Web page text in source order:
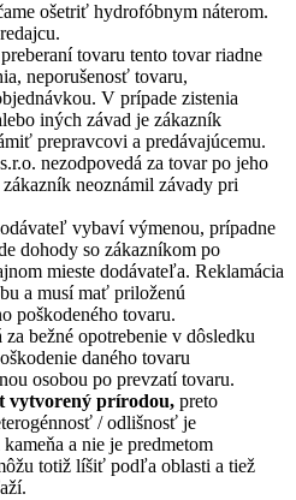
ošetriť hydrofóbnym náterom.
tovaru tento tovar riadne
neporušenosť tovaru,
V prípade zistenia
iných závad je zákazník
prepravcovi a predávajúcemu.
nezodpovedá za tovar po jeho
neoznámil závady pri
vybaví výmenou, prípadne
dohody so zákazníkom po
mieste dodávateľa. Reklamácia
a musí mať priloženú
poškodeného tovaru.
bežné opotrebenie v dôsledku
daného tovaru
osobou po prevzatí tovaru.
vytvorený prírodou, preto
/ odlišnosť je
a nie je predmetom
totiž líšiť podľa oblasti a tiež